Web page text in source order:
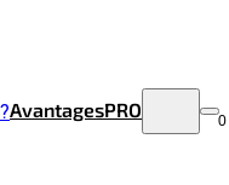
AvantagesPRO 0